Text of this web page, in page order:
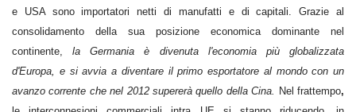
e USA sono importatori netti di manufatti e di capitali. Grazie al
consolidamento della sua posizione economica dominante nel
continente,la Germania è divenuta l'economia più globalizzata
d'Europa, e si avvia a diventare il primo esportatore al mondo con un
avanzo corrente che nel 2012 supererà quello della Cina.
Nel frattempo,